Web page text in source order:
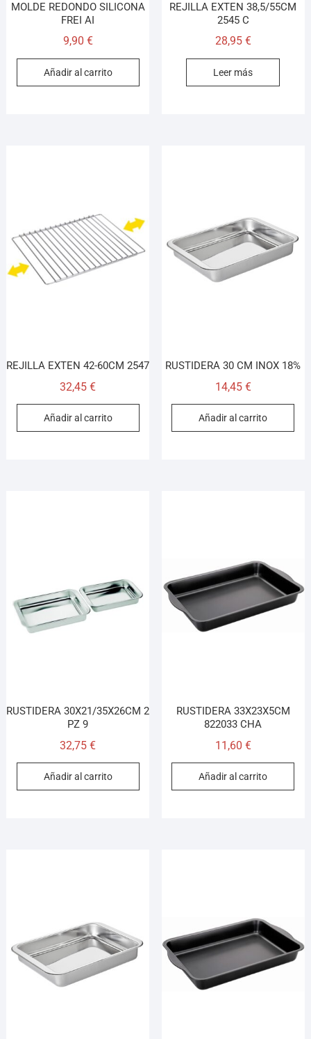
MOLDE REDONDO SILICONA
FREI AI
9,90 €
Añadir al carrito
REJILLA EXTEN 38,5/55CM
2545 C
28,95 €
Leer más
REJILLA EXTEN 42-60CM 2547
32,45€
Añadir al carrito
RUSTIDERA 30 CM INOX 18%
14,45 €
Añadir al carrito
RUSTIDERA 30X21/35X26CM 2
PZ 9
32,75€
Añadir al carrito
RUSTIDERA 33X23X5CM
822033 CHA
11,60 €
Añadir al carrito